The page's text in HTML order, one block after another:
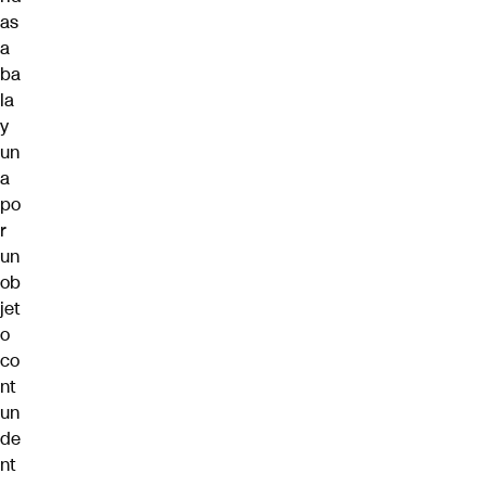
as
a
ba
la
y
un
a
po
r
un
ob
jet
o
co
nt
un
de
nt